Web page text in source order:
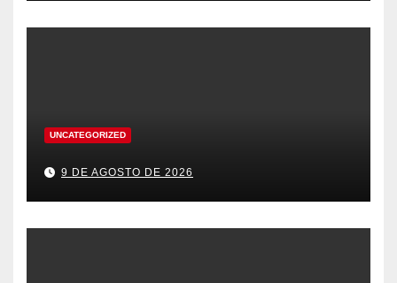
UNCATEGORIZED
9 DE AGOSTO DE 2026